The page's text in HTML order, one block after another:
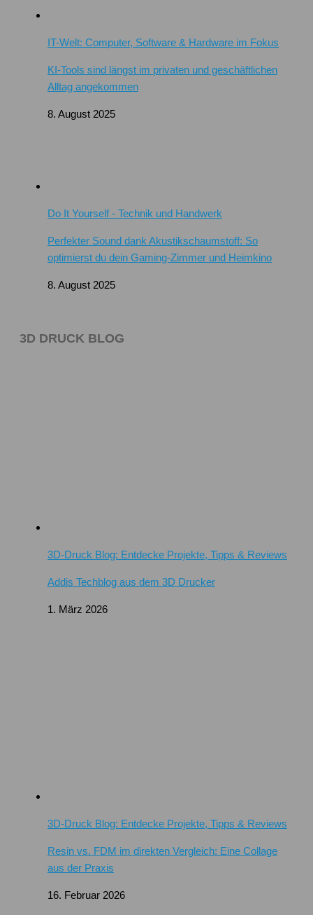
IT-Welt: Computer, Software & Hardware im Fokus
KI-Tools sind längst im privaten und geschäftlichen
Alltag angekommen
8. August 2025
Do It Yourself - Technik und Handwerk
Perfekter Sound dank Akustikschaumstoff: So
optimierst du dein Gaming-Zimmer und Heimkino
8. August 2025
3D DRUCK BLOG
3D-Druck Blog: Entdecke Projekte, Tipps & Reviews
Addis Techblog aus dem 3D Drucker
1. März 2026
3D-Druck Blog: Entdecke Projekte, Tipps & Reviews
Resin vs. FDM im direkten Vergleich: Eine Collage
aus der Praxis
16. Februar 2026